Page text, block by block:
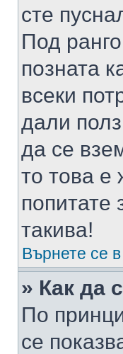
сте
Под
позната
всеки
дали
да се
то това е
попитате
такива!
Върнете се
» Как да
По
се